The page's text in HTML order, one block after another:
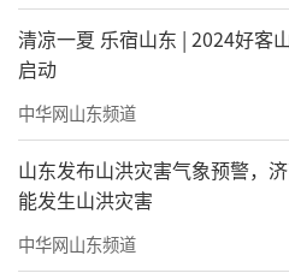
清凉一夏 乐宿山东 | 2024好客
启动
中华网山东频道
山东发布山洪灾害气象预警，
能发生山洪灾害
中华网山东频道